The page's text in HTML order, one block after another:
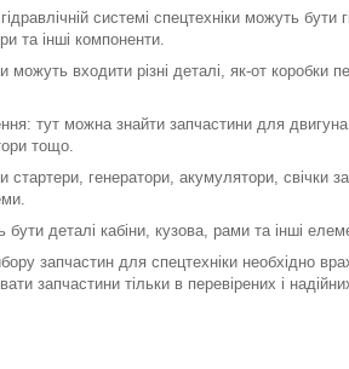
системі спецтехніки можуть
та інші компоненти.
можуть входити різні деталі, як-от
тут можна знайти запчастини для
тощо.
стартери, генератори, акумулятори, свічки
бути деталі кабіни, кузова, рами та інші
запчастин для спецтехніки необхідно
запчастини тільки в перевірених і